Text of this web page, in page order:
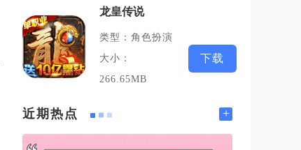
龙皇传说
类型：角色扮演
大小：
266.65MB
下载
近期热点 +